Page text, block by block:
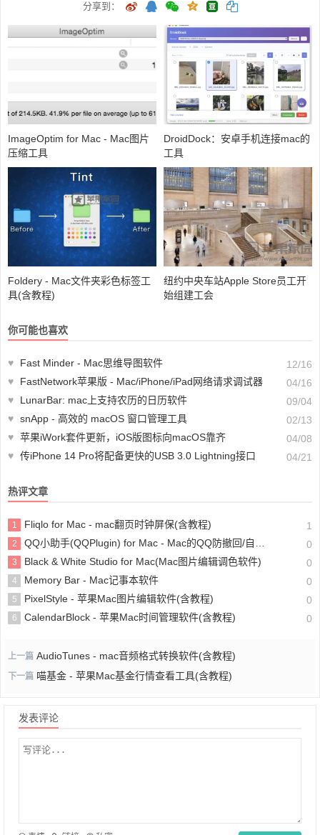
分享到：
ImageOptim for Mac - Mac图片
压缩工具
DroidDock：安卓手机连接mac的
工具
Foldery - Mac文件夹彩色标签工
具(含教程)
纽约中央车站Apple Store员工开
始组建工会
你可能也喜欢
♥ Fast Minder - Mac思维导图软件
12/16
♥
FastNetwork苹果版 - Mac/iPhone/iPad网络请求调试器
04/16
♥
LunarBar: mac上支持农历的日历软件
09/04
♥ snApp - 高效的 macOS 窗口管理工具
02/13
♥ 苹果iWork套件更新，iOS版图标向macOS靠齐
04/08
♥ 传iPhone 14 Pro将配备更快的USB 3.0 Lightning接口 04/21
热评文章
1 Fliqlo for Mac - mac翻页时钟屏保(含教程) 1
2 QQ小助手(QQPlugin) for Mac - Mac的QQ防撤回/自动回复/自动抢红包软件 0
3 Black & White Studio for Mac(Mac图片编辑调色软件) 0
4 Memory Bar - Mac记事本软件 0
5 PixelStyle - 苹果Mac图片编辑软件(含教程) 0
6 CalendarBlock - 苹果Mac时间管理软件(含教程) 0
上一篇 AudioTunes - mac音频格式转换软件(含教程)
下一篇 喵基金 - 苹果Mac基金行情查看工具(含教程)
发表评论